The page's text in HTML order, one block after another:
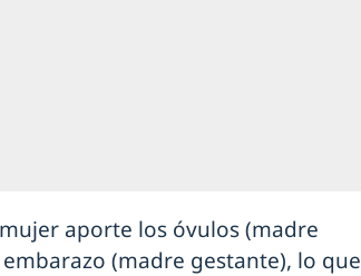
aporte los óvulos (madre
(madre gestante), lo que